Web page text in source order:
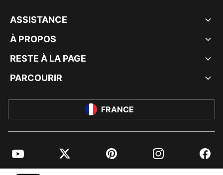
ASSISTANCE
À PROPOS
RESTE À LA PAGE
PARCOURIR
FRANCE
YouTube Twitter Pinterest Instagram